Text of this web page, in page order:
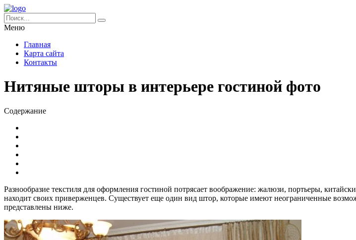
Меню
Главная
Карта сайта
Контакты
Нитяные шторы в интерьере гостиной фото
Содержание
Разнообразие текстиля для оформления гостиной потрясает воображение: жалюзи, портьеры,
находит своих приверженцев. Существует еще один вид штор, которые имеют неограниченные
представлены ниже.